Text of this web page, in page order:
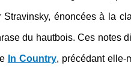
Stravinsky, énoncées à la
du hautbois. Ces notes
In Country, précédant elle-